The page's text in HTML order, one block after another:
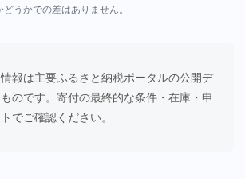
うかでの差はありません。
報は主要ふるさと納税ポータルの公開デ
のです。寄付の最終的な条件・在庫・申
でご確認ください。